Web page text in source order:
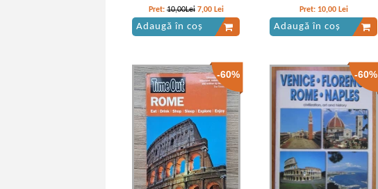
Pret: 10,00Lei 7,00 Lei
Adaugă în coș
Pret: 10,00 Lei
Adaugă în coș
-60% -60%